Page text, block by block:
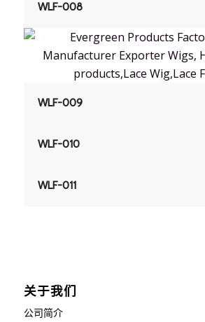
WLF-008
WLF-009
WLF-010
WLF-011
关于我们
公司简介